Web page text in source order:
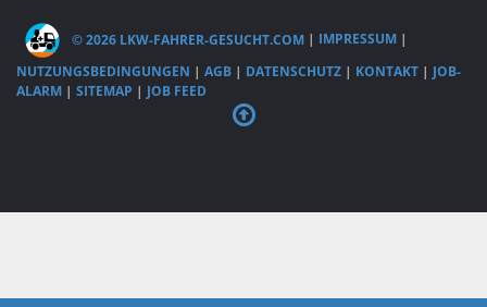
© 2026 LKW-FAHRER-GESUCHT.COM | IMPRESSUM |
NUTZUNGSBEDINGUNGEN | AGB | DATENSCHUTZ | KONTAKT | JOB-
ALARM | SITEMAP | JOB FEED